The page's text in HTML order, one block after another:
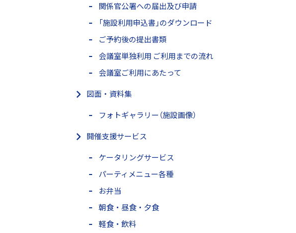
関係官公署への届出及び申請
「施設利用申込書」のダウンロード
ご予約後の提出書類
会議室単独利用 ご利用までの流れ
会議室ご利用にあたって
図面・資料集
フォトギャラリー（施設画像）
開催支援サービス
ケータリングサービス
パーティメニュー各種
お弁当
朝食・昼食・夕食
軽食・飲料